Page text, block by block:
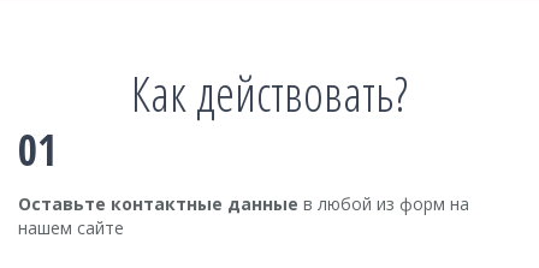
Как действовать?
01
Оставьте контактные данные в любой из форм на
нашем сайте